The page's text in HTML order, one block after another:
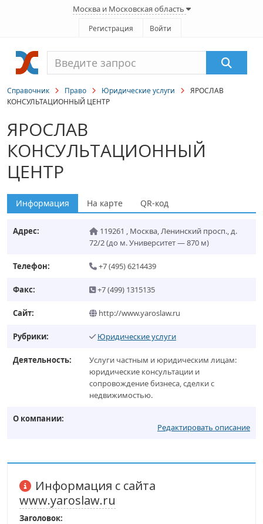
Москва и Московская область
Регистрация Войти
Справочник Право Юридические услуги
ЯРОСЛАВ
КОНСУЛЬТАЦИОННЫЙ ЦЕНТР
ЯРОСЛАВ
КОНСУЛЬТАЦИОННЫЙ
ЦЕНТР
Информация На карте QR-код
Адрес: 119261 , Москва,Ленинский просп., д.
72/2(до м. Университет — 870 м)
Телефон: +7 (495) 6214439
Факс: +7 (499) 1315135
Сайт: http://www.yaroslaw.ru
Рубрики: Юридические услуги
Деятельность:
Услуги частным и юридическим лицам:
юридические консультации и
сопровождение бизнеса, сделки с
недвижимостью.
О компании:
Редактировать описание
Информация с сайта
www.yaroslaw.ru
Заголовок: